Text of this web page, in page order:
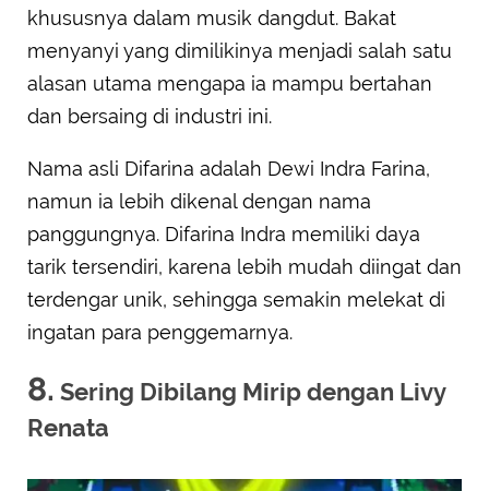
khususnya dalam musik dangdut. Bakat
menyanyi yang dimilikinya menjadi salah satu
alasan utama mengapa ia mampu bertahan
dan bersaing di industri ini.
Nama asli Difarina adalah Dewi Indra Farina,
namun ia lebih dikenal dengan nama
panggungnya. Difarina Indra memiliki daya
tarik tersendiri, karena lebih mudah diingat dan
terdengar unik, sehingga semakin melekat di
ingatan para penggemarnya.
8. Sering Dibilang Mirip dengan Livy
Renata